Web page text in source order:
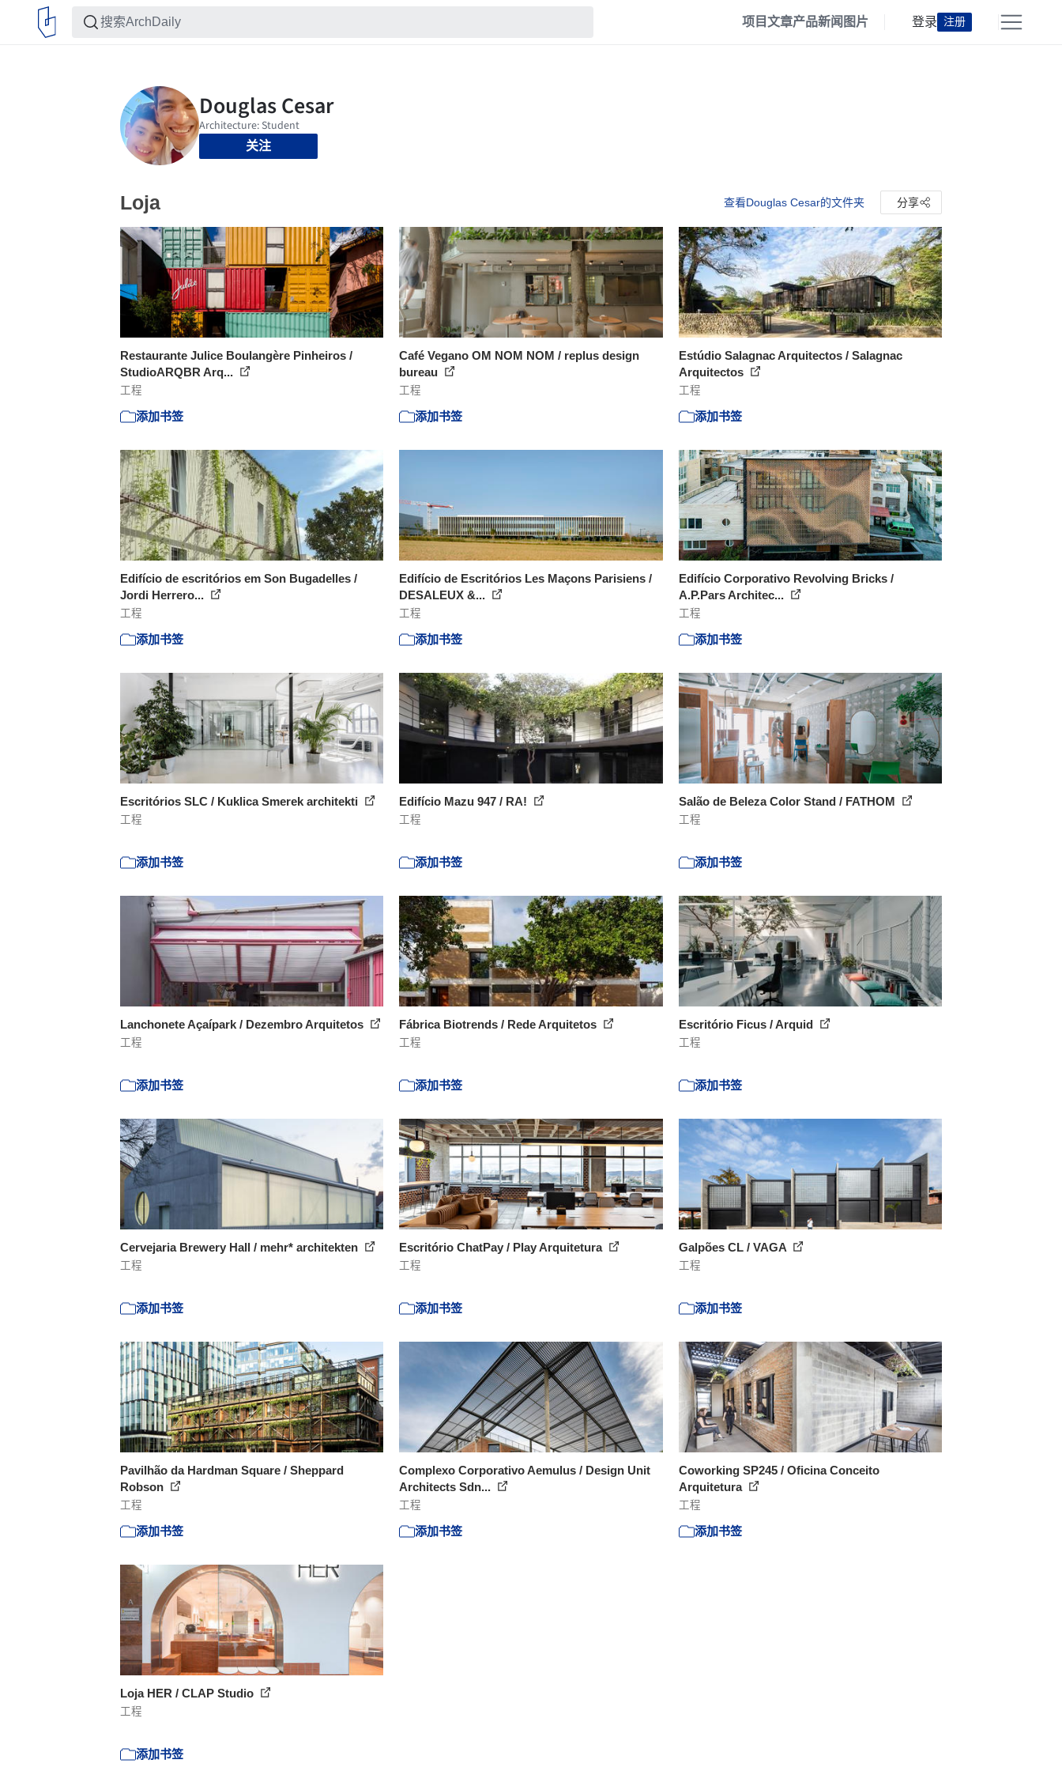
项目文章产品新闻 图片 登录 注册
关注
Loja 查看Douglas Cesar的文件夹 分享
Restaurante Julice Boulangère Pinheiros /
StudioARQBR Arq...
工程
添加书签
Café Vegano OM NOM NOM / replus design
bureau
工程
添加书签
Estúdio Salagnac Arquitectos / Salagnac
Arquitectos
工程
添加书签
Edifício de escritórios em Son Bugadelles /
Jordi Herrero...
工程
添加书签
Edifício de Escritórios Les Maçons Parisiens /
DESALEUX &...
工程
添加书签
Edifício Corporativo Revolving Bricks /
A.P.Pars Architec...
工程
添加书签
Escritórios SLC / Kuklica Smerek architekti
工程
添加书签
Edifício Mazu 947 / RA!
工程
添加书签
Salão de Beleza Color Stand / FATHOM
工程
添加书签
Lanchonete Açaípark / Dezembro Arquitetos
工程
添加书签
Fábrica Biotrends / Rede Arquitetos
工程
添加书签
Escritório Ficus / Arquid
工程
添加书签
Cervejaria Brewery Hall / mehr* architekten
工程
添加书签
Escritório ChatPay / Play Arquitetura
工程
添加书签
Galpões CL / VAGA
工程
添加书签
Pavilhão da Hardman Square / Sheppard
Robson
工程
添加书签
Complexo Corporativo Aemulus / Design Unit
Architects Sdn...
工程
添加书签
Coworking SP245 / Oficina Conceito
Arquitetura
工程
添加书签
Loja HER / CLAP Studio
工程
添加书签